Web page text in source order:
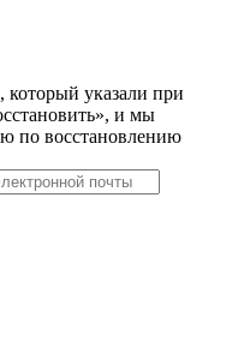
который указали при
и мы
по восстановлению